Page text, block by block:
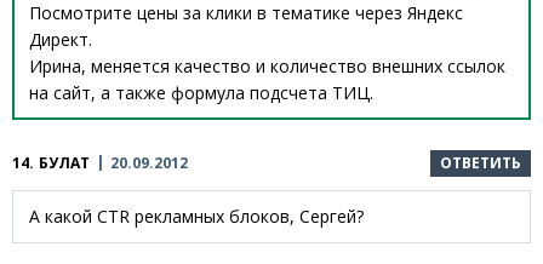
Посмотрите цены за клики в тематике через Яндекс
Директ.
Ирина, меняется качество и количество внешних ссылок
на сайт, а также формула подсчета ТИЦ.
14. БУЛАТ 20.09.2012 ОТВЕТИТЬ
А какой CTR рекламных блоков, Сергей?